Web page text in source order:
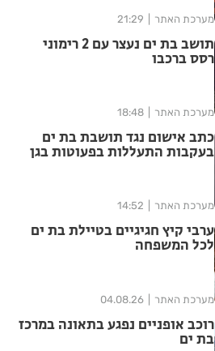
מערכת האתר 21:29
תושב בת ים נעצר עם 2 רימוני
רסס ברכבו
מערכת האתר 18:48
כתב אישום נגד תושבת בת ים
בעקבות התעללות בפעוטות בגן
מערכת האתר 14:52
ערבי קיץ חגיגיים בטיילת בת ים
לכל המשפחה
מערכת האתר 04.08.26
רוכב אופניים נפגע בתאונה במרכז
בת ים